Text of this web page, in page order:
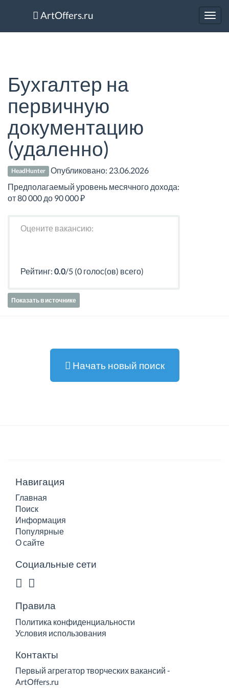
ArtOffers.ru
Бухгалтер на
первичную
документацию
(удаленно)
HeadHunter Опубликовано: 23.06.2026
Предполагаемый уровень месячного дохода:
от 80 000 до 90 000 ₽
Оцените вакансию:
Рейтинг: 0.0/5 (0 голос(ов) всего)
Показать в источнике
Начать новый поиск
Навигация
Главная
Поиск
Информация
Популярные
О сайте
Социальные сети
Правила
Политика конфиденциальности
Условия использования
Контакты
Первый агрегатор творческих вакансий -
ArtOffers.ru